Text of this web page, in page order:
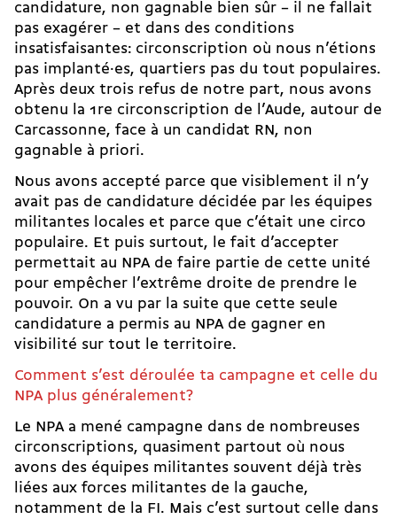
candidature, non gagnable bien sûr – il ne fallait
pas exagérer – et dans des conditions
insatisfaisantes: circonscription où nous n’étions
pas implanté·es, quartiers pas du tout populaires.
Après deux trois refus de notre part, nous avons
obtenu la 1re circonscription de l’Aude, autour de
Carcassonne, face à un candidat RN, non
gagnable à priori.
Nous avons accepté parce que visiblement il n’y
avait pas de candidature décidée par les équipes
militantes locales et parce que c’était une circo
populaire. Et puis surtout, le fait d’accepter
permettait au NPA de faire partie de cette unité
pour empêcher l’extrême droite de prendre le
pouvoir. On a vu par la suite que cette seule
candidature a permis au NPA de gagner en
visibilité sur tout le territoire.
Comment s’est déroulée ta campagne et celle du
NPA plus généralement?
Le NPA a mené campagne dans de nombreuses
circonscriptions, quasiment partout où nous
avons des équipes militantes souvent déjà très
liées aux forces militantes de la gauche,
notamment de la FI. Mais c’est surtout celle dans